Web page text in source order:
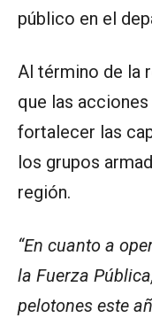
público en el
Al término de la
que las acciones
fortalecer las
los grupos
región.
“En cuanto a
la Fuerza
pelotones este